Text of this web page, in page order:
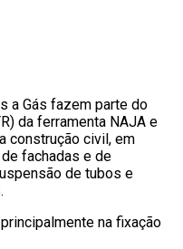
a Gás fazem parte do
da ferramenta NAJA e
construção civil, em
fachadas e de
de tubos e
na fixação